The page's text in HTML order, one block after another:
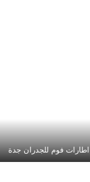
اطارات فوم للجدران جدة